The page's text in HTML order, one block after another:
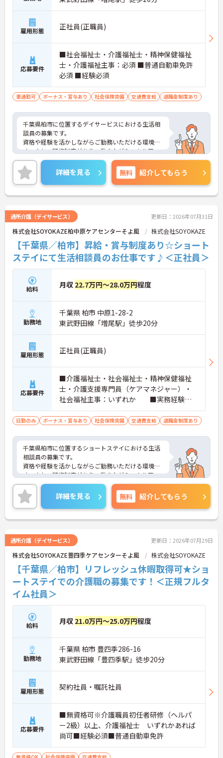
雇用形態 正社員(正職員)
応募要件
■社会福祉士・介護福祉士・精神保健福祉
士・介護福祉主事：必須 ■普通自動車免許
必須 ■経験必須
車通勤可 ボーナス・賞与あり 社会保険完備 交通費支給 退職金制度あり
千葉県柏市に位置するデイサービスにおける生活相
談員の募集です。
資格や経験を活かしながらご勤務いただける環境で
す。また、研修制度があり、働きながらスキルアッ
プが目指せる環境です。
ご興味のある方には、面接対策ポイントなど、さら
に詳細をご案内しますのでお気軽にご相談くださ
い！
詳細を見る 無料 紹介してもらう
通所介護（デイサービス） 更新日：2026年07月31日
株式会社SOYOKAZE柏中原ケアセンターそよ風 株式会社SOYOKAZE
【千葉県／柏市】昇給・賞与制度あり☆ショート
ステイにて生活相談員のお仕事です♪＜正社員＞
給料 月収 22.7万円～28.0万円程度
勤務地
千葉県 柏市 中原1-28-2
東武野田線「増尾駅」徒歩20分
雇用形態 正社員(正職員)
応募要件
■介護福祉士・社会福祉士・精神保健福祉
士・介護支援専門員（ケアマネジャー）・
社会福祉主事：いずれか ■実務経験：
必須 ■普通自動車運転免許
日勤のみ ボーナス・賞与あり 社会保険完備 交通費支給 退職金制度あり
千葉県柏市に位置するショートステイにおける生活
相談員の募集です。
資格や経験を活かしながらご勤務いただける環境で
す。また、研修制度があり、働きながらスキルアッ
プが目指せる環境です。
ご興味のある方には、面接対策ポイントなど、さら
に詳細をご案内しますのでお気軽にご相談くださ
い！
詳細を見る 無料 紹介してもらう
通所介護（デイサービス） 更新日：2026年07月29日
株式会社SOYOKAZE豊四季ケアセンターそよ風 株式会社SOYOKAZE
【千葉県／柏市】リフレッシュ休暇取得可★ショ
ートステイでの介護職の募集です！＜正規フルタ
イム社員＞
給料 月収 21.0万円～25.0万円程度
勤務地
千葉県 柏市 豊四季286-16
東武野田線「豊四季駅」徒歩20分
雇用形態 契約社員・嘱託社員
応募要件
■無資格可※介護職員初任者研修（ヘルパ
ー2級）以上、介護福祉士 いずれかあれば
尚可■経験必須■普通自動車免許